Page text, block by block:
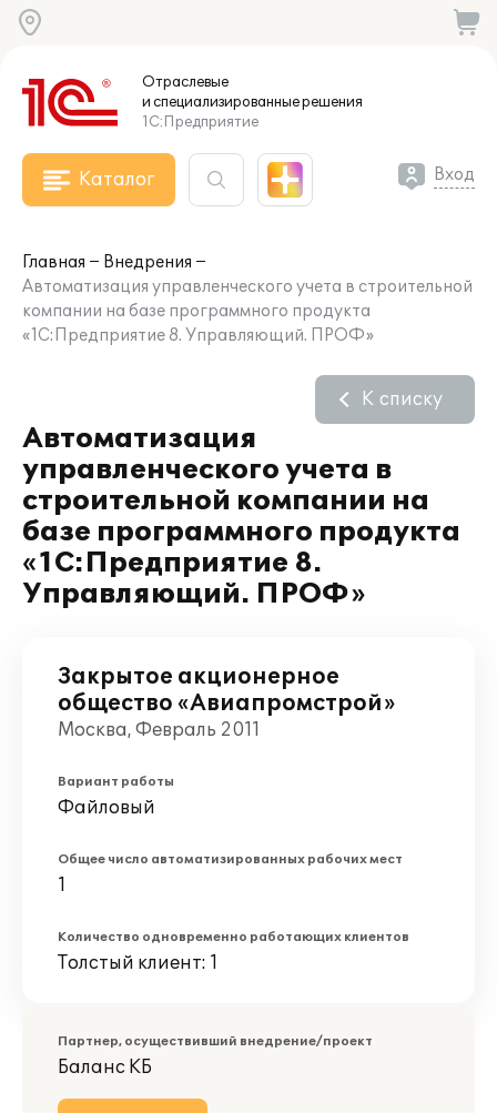
Отраслевые
и специализированныерешения
1С:Предприятие
Каталог Вход
Главная
Внедрения
Автоматизация управленческого учета в строительной
компании на базе программного продукта
«1С:Предприятие 8. Управляющий. ПРОФ»
Автоматизация
управленческого учета в
строительной компании на
базе программного продукта
«1С:Предприятие 8.
Управляющий. ПРОФ»
К списку
Закрытое акционерное
общество «Авиапромстрой»
Москва, Февраль 2011
Вариант работы
Файловый
Общее число автоматизированных рабочих мест
1
Количество одновременно работающих клиентов
Толстый клиент: 1
Партнер, осуществивший внедрение/проект
Баланс КБ